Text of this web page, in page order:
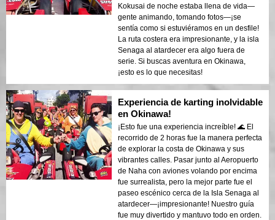
Kokusai de noche estaba llena de vida—
gente animando, tomando fotos—¡se
sentía como si estuviéramos en un desfile!
La ruta costera era impresionante, y la isla
Senaga al atardecer era algo fuera de
serie. Si buscas aventura en Okinawa,
¡esto es lo que necesitas!
Experiencia de karting inolvidable
en Okinawa!
¡Esto fue una experiencia increíble! 🌊 El
recorrido de 2 horas fue la manera perfecta
de explorar la costa de Okinawa y sus
vibrantes calles. Pasar junto al Aeropuerto
de Naha con aviones volando por encima
fue surrealista, pero la mejor parte fue el
paseo escénico cerca de la Isla Senaga al
atardecer—¡impresionante! Nuestro guía
fue muy divertido y mantuvo todo en orden.